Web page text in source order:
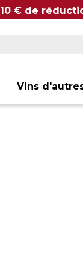
10 € de
Vins